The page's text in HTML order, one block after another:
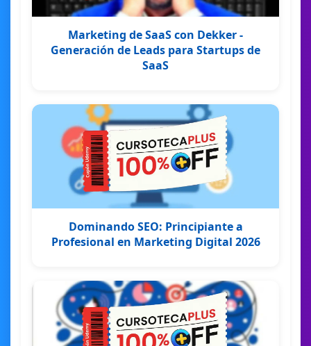
Marketing de SaaS con Dekker -
Generación de Leads para Startups de
SaaS
Dominando SEO: Principiante a
Profesional en Marketing Digital 2026